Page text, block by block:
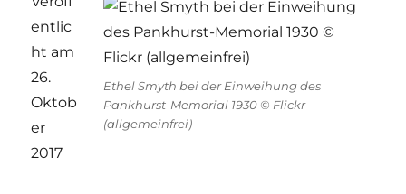
Ethel Smyth bei der Einweihung des
Pankhurst-Memorial 1930 © Flickr
(allgemeinfrei)
entlic
ht am
26.
Oktob
er
2017